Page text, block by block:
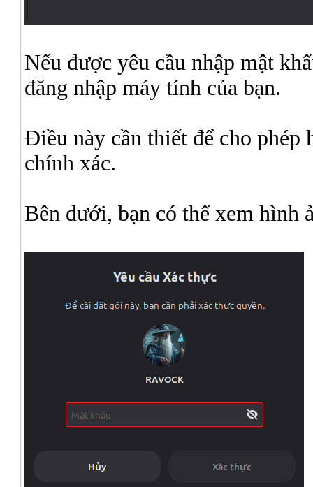
Nếu được yêu cầu nhập mật
đăng nhập máy tính của bạn.
Điều này cần thiết để cho phép
chính xác.
Bên dưới, bạn có thể xem hình